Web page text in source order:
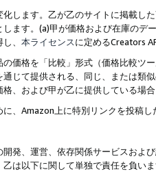
します。乙が乙のサイトに掲載し
ます。(a)甲が価格および在庫の
、 本ライセンスに定めるCreators
価格を「比較」形式（価格比較ツ
通じて提供される、同じ、または類
、および甲が乙に提供している場
、Amazon上に特別リンクを投稿
発、運営、依存関係サービスおよ
は以下に関して単独で責任を負い